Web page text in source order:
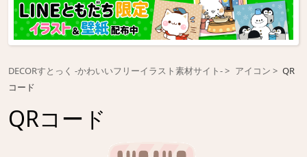
DECORすとっく -かわいいフリーイラスト素材サイト- アイコン
QR
コード
QRコード